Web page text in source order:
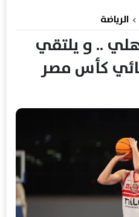
الرياضة
.. و يلتقي
كأس مصر